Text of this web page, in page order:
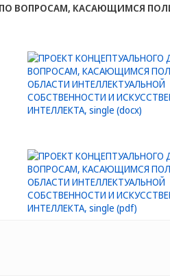
ВОПРОСАМ, КАСАЮЩИМСЯ